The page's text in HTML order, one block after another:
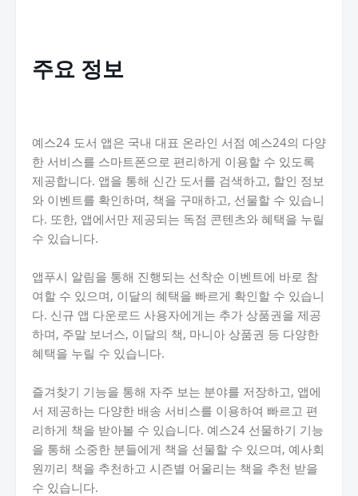
주요 정보
예스24 도서 앱은 국내 대표 온라인 서점 예스24의 다양
한 서비스를 스마트폰으로 편리하게 이용할 수 있도록
제공합니다. 앱을 통해 신간 도서를 검색하고, 할인 정보
와 이벤트를 확인하며, 책을 구매하고, 선물할 수 있습니
다. 또한, 앱에서만 제공되는 독점 콘텐츠와 혜택을 누릴
수 있습니다.
앱푸시 알림을 통해 진행되는 선착순 이벤트에 바로 참
여할 수 있으며, 이달의 혜택을 빠르게 확인할 수 있습니
다. 신규 앱 다운로드 사용자에게는 추가 상품권을 제공
하며, 주말 보너스, 이달의 책, 마니아 상품권 등 다양한
혜택을 누릴 수 있습니다.
즐겨찾기 기능을 통해 자주 보는 분야를 저장하고, 앱에
서 제공하는 다양한 배송 서비스를 이용하여 빠르고 편
리하게 책을 받아볼 수 있습니다. 예스24 선물하기 기능
을 통해 소중한 분들에게 책을 선물할 수 있으며, 예사회
원끼리 책을 추천하고 시즌별 어울리는 책을 추천 받을
수 있습니다.